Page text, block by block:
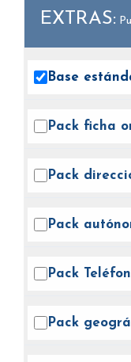
EXTRAS:
Base
Pack ficha
Pack
Pack
Pack
Pack